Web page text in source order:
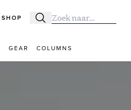
SHOP Zoeken
Zoek naar:
GEAR COLUMNS